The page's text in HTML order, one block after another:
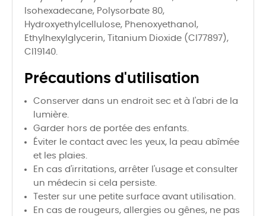
Isohexadecane, Polysorbate 80,
Hydroxyethylcellulose, Phenoxyethanol,
Ethylhexylglycerin, Titanium Dioxide (CI77897),
CI19140.
Précautions d'utilisation
Conserver dans un endroit sec et à l'abri de la
lumière.
Garder hors de portée des enfants.
Éviter le contact avec les yeux, la peau abîmée
et les plaies.
En cas d'irritations, arrêter l'usage et consulter
un médecin si cela persiste.
Tester sur une petite surface avant utilisation.
En cas de rougeurs, allergies ou gênes, ne pas